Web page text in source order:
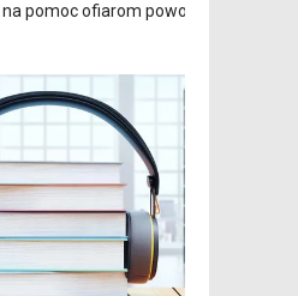
pomoc ofiarom powodzi